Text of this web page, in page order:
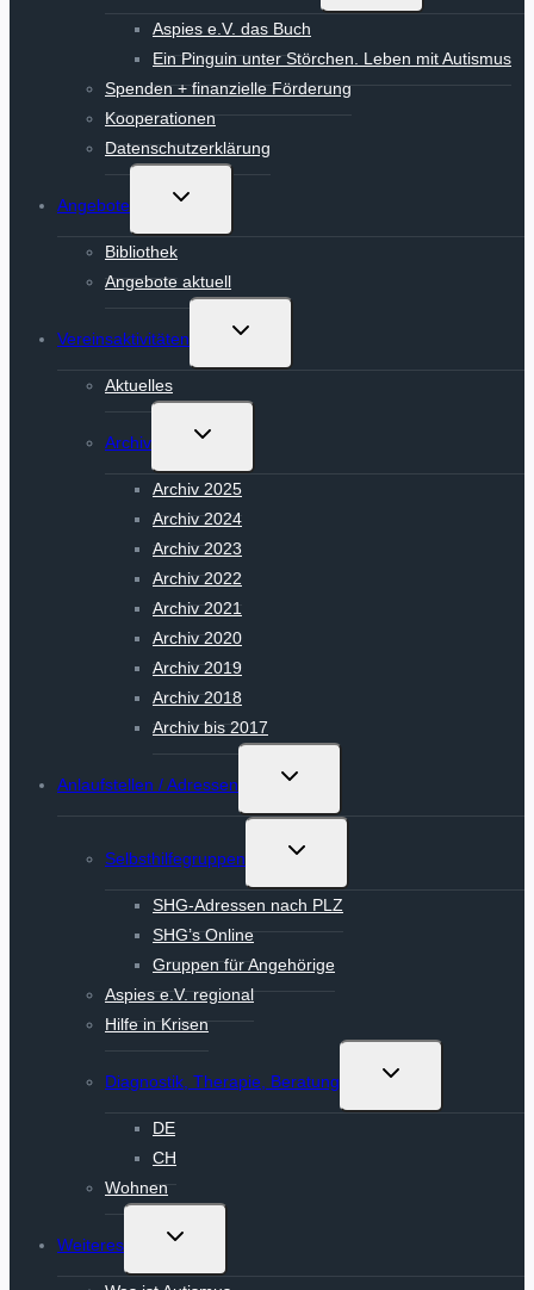
Aspies e.V. das Buch
Ein Pinguin unter Störchen. Leben mit Autismus
Spenden + finanzielle Förderung
Kooperationen
Datenschutzerklärung
Angebote
Untermenü
Bibliothek
Angebote aktuell
Vereinsaktivitäten
Untermenü
Aktuelles
Archiv
Untermenü
Archiv 2025
Archiv 2024
Archiv 2023
Archiv 2022
Archiv 2021
Archiv 2020
Archiv 2019
Archiv 2018
Archiv bis 2017
Anlaufstellen / Adressen
Untermenü
Selbsthilfegruppen
Untermenü
SHG-Adressen nach PLZ
SHG’s Online
Gruppen für Angehörige
Aspies e.V. regional
Hilfe in Krisen
Diagnostik, Therapie, Beratung
Untermenü
DE
CH
Wohnen
Weiteres
Untermenü